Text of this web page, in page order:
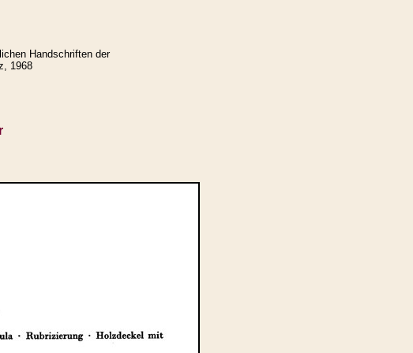
Handschriften der
1968